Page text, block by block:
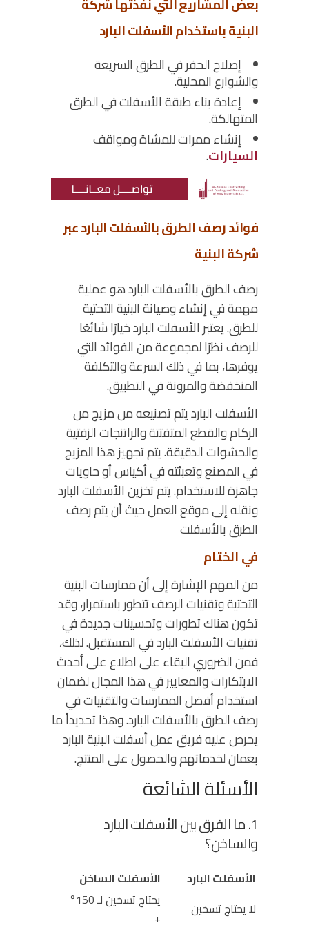
البنية باستخدام الأسفلت البارد
إصلاح الحفر في الطرق السريعة
والشوارع المحلية.
إعادة بناء طبقة الأسفلت في الطرق
المتهالكة.
إنشاء ممرات للمشاة ومواقف
السيارات.
فوائد رصف الطرق بالأسفلت البارد عبر
شركة البنية
رصف الطرق بالأسفلت البارد هو عملية
مهمة في إنشاء وصيانة البنية التحتية
للطرق. يعتبر الأسفلت البارد خيارًا شائعًا
للرصف نظرًا لمجموعة من الفوائد التي
يوفرها، بما في ذلك السرعة والتكلفة
المنخفضة والمرونة في التطبيق.
الأسفلت البارد يتم تصنيعه من مزيج من
الركام والقطع المتفتتة والراتنجات الزفتية
والحشوات الدقيقة. يتم تجهيز هذا المزيج
في المصنع وتعبئته في أكياس أو حاويات
جاهزة للاستخدام. يتم تخزين الأسفلت البارد
ونقله إلى موقع العمل حيث أن يتم رصف
الطرق بالأسفلت
في الختام
من المهم الإشارة إلى أن ممارسات البنية
التحتية وتقنيات الرصف تتطور باستمرار، وقد
تكون هناك تطورات وتحسينات جديدة في
تقنيات الأسفلت البارد في المستقبل. لذلك،
فمن الضروري البقاء على اطلاع على أحدث
الابتكارات والمعايير في هذا المجال لضمان
استخدام أفضل الممارسات والتقنيات في
رصف الطرق بالأسفلت البارد.وهذا تحديداً ما
يحرص عليه فريق عمل أسفلت البنية البارد
بعمانلخدماتهم والحصول على المنتج.
الأسئلة الشائعة
1. ما الفرق بين الأسفلت البارد
والساخن؟
الأسفلت البارد
الأسفلت الساخن
لا يحتاج تسخين
يحتاج تسخين لـ 150°
+